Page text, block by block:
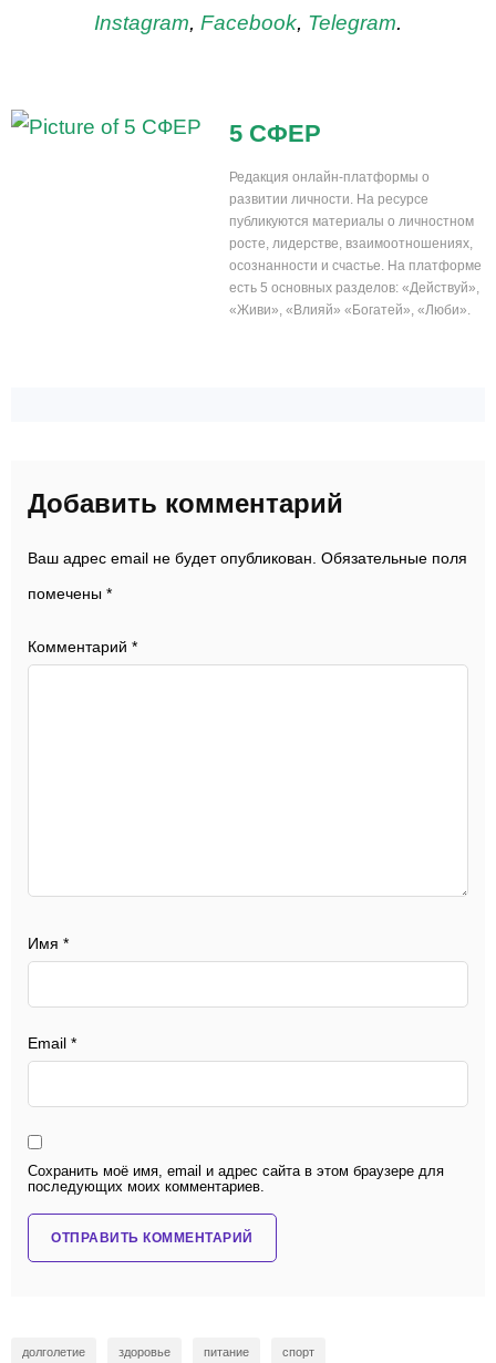
Instagram, Facebook, Telegram.
5 СФЕР
Редакция онлайн-платформы о
развитии личности. На ресурсе
публикуются материалы о личностном
росте, лидерстве, взаимоотношениях,
осознанности и счастье. На платформе
есть 5 основных разделов: «Действуй»,
«Живи», «Влияй» «Богатей», «Люби».
Добавить комментарий
Ваш адрес email не будет опубликован. Обязательные поля
помечены *
Комментарий *
Имя *
Email *
Сохранить моё имя, email и адрес сайта в этом браузере для
последующих моих комментариев.
долголетие здоровье питание спорт